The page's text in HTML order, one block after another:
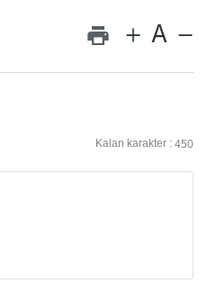
A
Kalan karakter : 450